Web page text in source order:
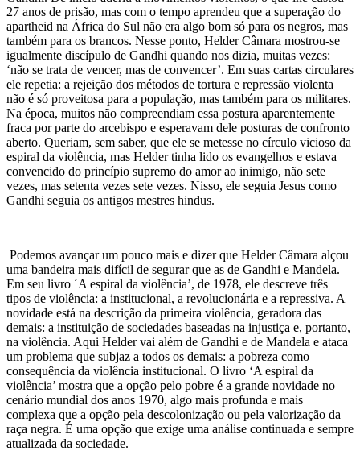
27 anos de prisão, mas com o tempo aprendeu que a superação do
apartheid na África do Sul não era algo bom só para os negros, mas
também para os brancos. Nesse ponto, Helder Câmara mostrou-se
igualmente discípulo de Gandhi quando nos dizia, muitas vezes:
‘não se trata de vencer, mas de convencer’. Em suas cartas circulares
ele repetia: a rejeição dos métodos de tortura e repressão violenta
não é só proveitosa para a população, mas também para os militares.
Na época, muitos não compreendiam essa postura aparentemente
fraca por parte do arcebispo e esperavam dele posturas de confronto
aberto. Queriam, sem saber, que ele se metesse no círculo vicioso da
espiral da violência, mas Helder tinha lido os evangelhos e estava
convencido do princípio supremo do amor ao inimigo, não sete
vezes, mas setenta vezes sete vezes. Nisso, ele seguia Jesus como
Gandhi seguia os antigos mestres hindus.
Podemos avançar um pouco mais e dizer que Helder Câmara alçou
uma bandeira mais difícil de segurar que as de Gandhi e Mandela.
Em seu livro ´A espiral da violência’, de 1978, ele descreve três
tipos de violência: a institucional, a revolucionária e a repressiva. A
novidade está na descrição da primeira violência, geradora das
demais: a instituição de sociedades baseadas na injustiça e, portanto,
na violência. Aqui Helder vai além de Gandhi e de Mandela e ataca
um problema que subjaz a todos os demais: a pobreza como
consequência da violência institucional. O livro ‘A espiral da
violência’ mostra que a opção pelo pobre é a grande novidade no
cenário mundial dos anos 1970, algo mais profunda e mais
complexa que a opção pela descolonização ou pela valorização da
raça negra. É uma opção que exige uma análise continuada e sempre
atualizada da sociedade.